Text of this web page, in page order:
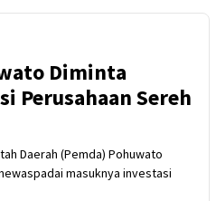
Diminta
Perusahaan Sereh
Daerah (Pemda) Pohuwato
masuknya investasi